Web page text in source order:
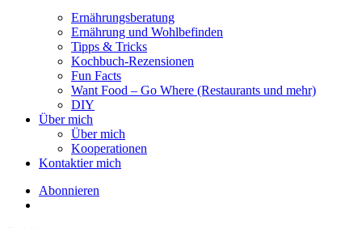
Ernährungsberatung
Ernährung und Wohlbefinden
Tipps & Tricks
Kochbuch-Rezensionen
Fun Facts
Want Food – Go Where (Restaurants und mehr)
DIY
Über mich
Über mich
Kooperationen
Kontaktier mich
Abonnieren